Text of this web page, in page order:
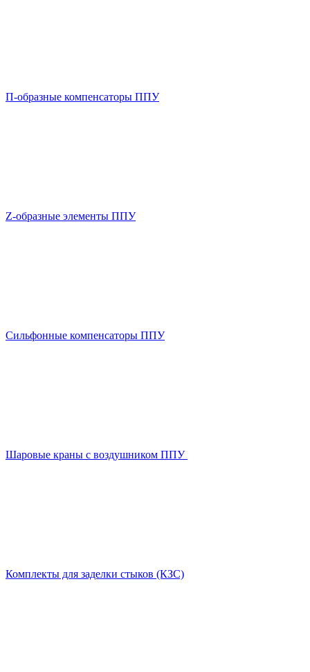
П-образные компенсаторы ППУ
Z-образные элементы ППУ
Сильфонные компенсаторы ППУ
Шаровые краны с воздушником ППУ
Комплекты для заделки стыков (КЗС)